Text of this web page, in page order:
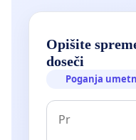
Opišite
doseči
Poganja